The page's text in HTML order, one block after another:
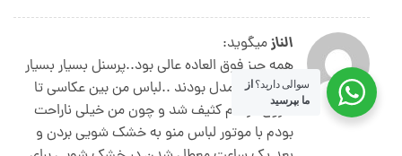
النازمیگوید:
همه چیز فوق العاده عالی بود..پرسنل بسیار بسیار
مهربان و همدل بودند ..لباس من بین عکاسی تا
شروع مراسم کثیف شد و چون من خیلی ناراحت
بودم با موتور لباس منو به خشک شویی بردن و
سوالی دارید؟ از
ما بپرسید